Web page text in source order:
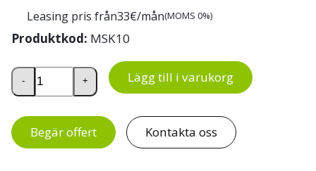
Leasing pris från33€/mån(MOMS 0%)
Produktkod: MSK10
Tvättbytesskåp, 10 fack mängd
- + Lägg till i varukorg
Begär offert Kontakta oss